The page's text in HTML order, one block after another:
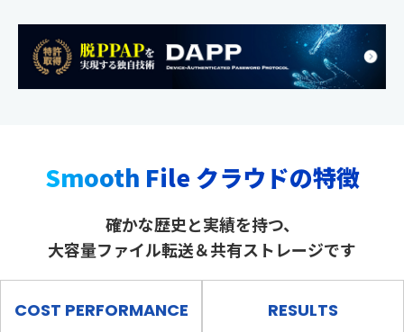
Smooth File クラウドの特徴
確かな歴史と実績を持つ、
大容量ファイル転送＆共有ストレージです
COST PERFORMANCE RESULTS